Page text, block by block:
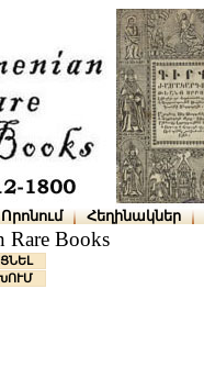
Որոնում Հեղինակներ
Rare Books